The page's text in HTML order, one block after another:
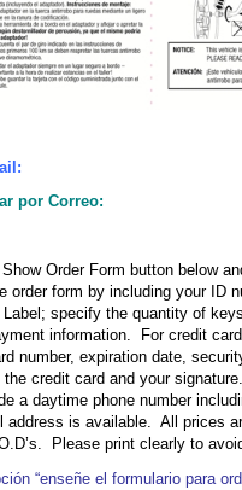
por Correo:
Order Form button below
order form by including your ID
Label; specify the quantity of
information. For credit
number, expiration date,
the credit card and your
a daytime phone number
address is available. All prices
Please print clearly to
“enseñe el formulario para